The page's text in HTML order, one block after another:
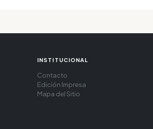
INSTITUCIONAL
Contacto
Edición Impresa
Mapa del Sitio